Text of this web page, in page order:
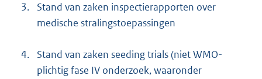
3.
Stand van zaken inspectierapporten over
medische stralingstoepassingen
4.
Stand van zaken seeding trials (niet WMO-
plichtig fase IV onderzoek, waaronder